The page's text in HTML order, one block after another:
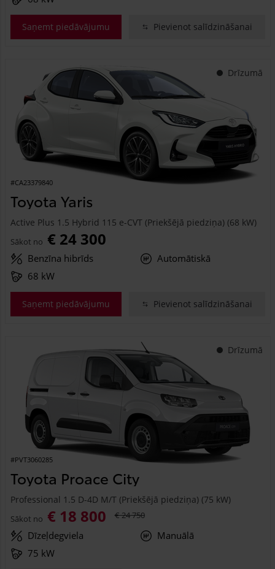
Saņemt piedāvājumu Pievienot salīdzināšanai
Drīzumā
#CA23379840
Toyota Yaris
Active Plus 1.5 Hybrid 115 e-CVT (Priekšējā piedziņa) (68 kW)
Sākot no € 24 300
Benzīna hibrīds
Automātiskā
68 kW
Saņemt piedāvājumu Pievienot salīdzināšanai
Drīzumā
#PVT3060285
Toyota Proace City
Professional 1.5 D-4D M/T (Priekšējā piedziņa) (75 kW)
Sākot no € 18 800 € 24 750
Dīzeļdegviela
Manuālā
75 kW